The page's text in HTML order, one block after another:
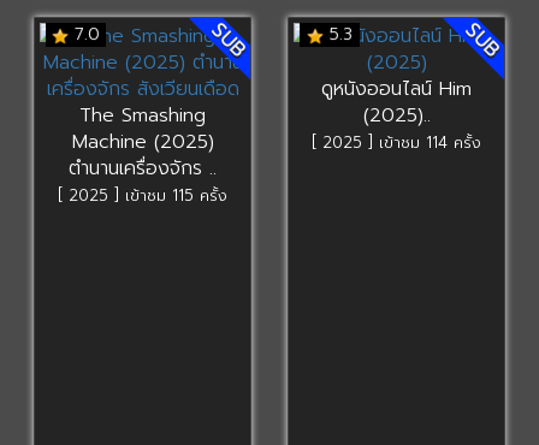
7.0 SUB
The Smashing
Machine (2025)
ตำนานเครื่องจักร ..
[ 2025 ] เข้าชม 115 ครั้ง
5.3 SUB
ดูหนังออนไลน์ Him
(2025)..
[ 2025 ] เข้าชม 114 ครั้ง